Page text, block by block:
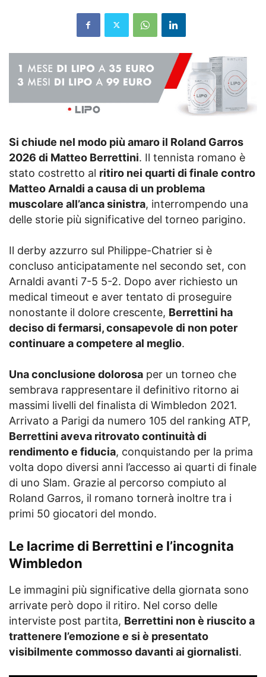
Si chiude nel modo più amaro il Roland Garros
2026 di Matteo Berrettini. Il tennista romano è
stato costretto al ritiro nei quarti di finale contro
Matteo Arnaldi a causa di un problema
muscolare all’anca sinistra, interrompendo una
delle storie più significative del torneo parigino.
Il derby azzurro sul Philippe-Chatrier si è
concluso anticipatamente nel secondo set, con
Arnaldi avanti 7-5 5-2. Dopo aver richiesto un
medical timeout e aver tentato di proseguire
nonostante il dolore crescente, Berrettini ha
deciso di fermarsi, consapevole di non poter
continuare a competere al meglio.
Una conclusione dolorosa per un torneo che
sembrava rappresentare il definitivo ritorno ai
massimi livelli del finalista di Wimbledon 2021.
Arrivato a Parigi da numero 105 del ranking ATP,
Berrettini aveva ritrovato continuità di
rendimento e fiducia, conquistando per la prima
volta dopo diversi anni l’accesso ai quarti di finale
di uno Slam. Grazie al percorso compiuto al
Roland Garros, il romano tornerà inoltre tra i
primi 50 giocatori del mondo.
Le lacrime di Berrettini e l’incognita
Wimbledon
Le immagini più significative della giornata sono
arrivate però dopo il ritiro. Nel corso delle
interviste post partita, Berrettini non è riuscito a
trattenere l’emozione e si è presentato
visibilmente commosso davanti ai giornalisti.